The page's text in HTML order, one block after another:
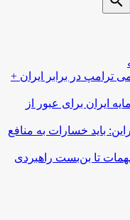
ترامپ در برابر ایران +
ایران برای عبور از
باید خسارات به منافع
تا بن‌بست راهبردی